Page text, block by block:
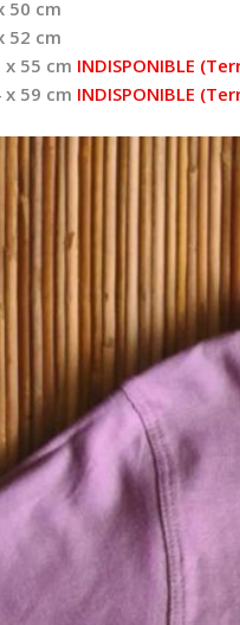
50 cm
52 cm
x 55 cm INDISPONIBLE
x 59 cm INDISPONIBLE